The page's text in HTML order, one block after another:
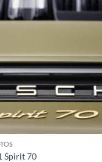
Spirit 70